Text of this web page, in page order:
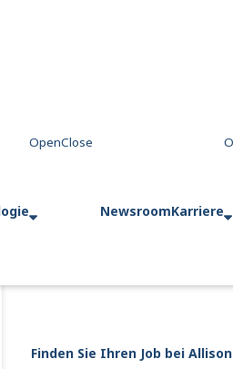
NewsroomKarriere
Finden Sie Ihren Job bei Allison